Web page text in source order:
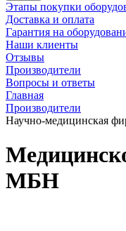
Этапы покупки
Доставка и оплата
Гарантия на
Наши клиенты
Отзывы
Производители
Вопросы и ответы
Главная
Производители
Научно-медицинская
МБН